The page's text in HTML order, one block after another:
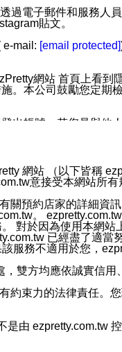
過電子郵件和服務人
貼文。
e-mail: [email protected]
網站 首頁上看到
。本公司鼓勵您定期
出帳號。若您是與他
。您能依照該資料
三個條件者，將可收
網站 （以下皆稱
意接受本網站所有
預約店家的詳細資
。
對於因為使用本網
已經盡了適
務不適用於您，
雙方均應依誠實信用
約束力的法律責任。
由 ezpretty.com.tw